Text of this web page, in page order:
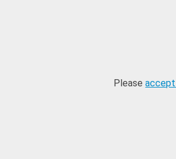
Please